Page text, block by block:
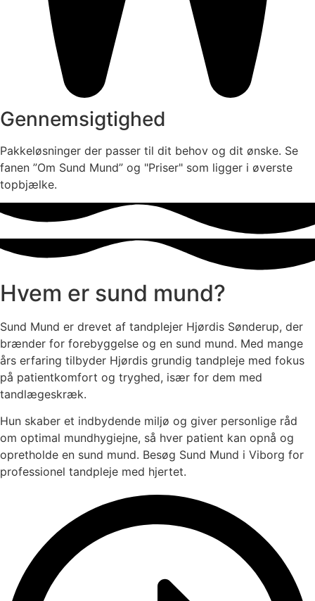
Gennemsigtighed
Pakkeløsninger der passer til dit behov og dit ønske. Se
fanen ”Om Sund Mund” og "Priser" som ligger i øverste
topbjælke.
Hvem er sund mund?
Sund Mund er drevet af tandplejer Hjørdis Sønderup, der
brænder for forebyggelse og en sund mund. Med mange
års erfaring tilbyder Hjørdis grundig tandpleje med fokus
på patientkomfort og tryghed, især for dem med
tandlægeskræk.
Hun skaber et indbydende miljø og giver personlige råd
om optimal mundhygiejne, så hver patient kan opnå og
opretholde en sund mund. Besøg Sund Mund i Viborg for
professionel tandpleje med hjertet.